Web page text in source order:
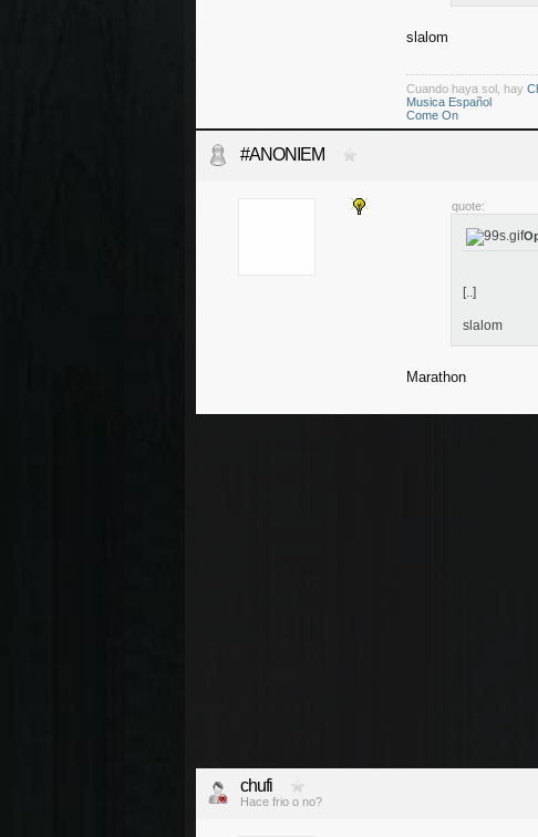
slalom
Cuando haya sol, hay
Musica Español
Come On
#ANONIEM
quote:
[..]
slalom
Marathon
chufi
Hace frio o no?